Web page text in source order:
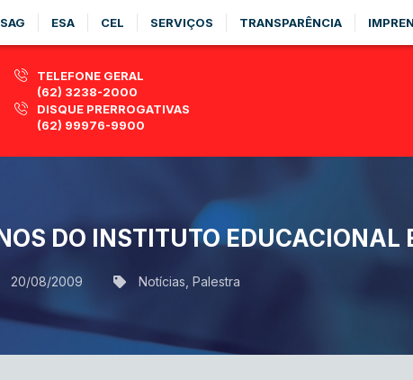
ESA CEL SERVIÇOS TRANSPARÊNCIA
TELEFONE GERAL
(62) 3238-2000
DISQUE PRERROGATIVAS
(62) 99976-9900
DO INSTITUTO EDUCACIONAL
20/08/2009 Notícias Palestra